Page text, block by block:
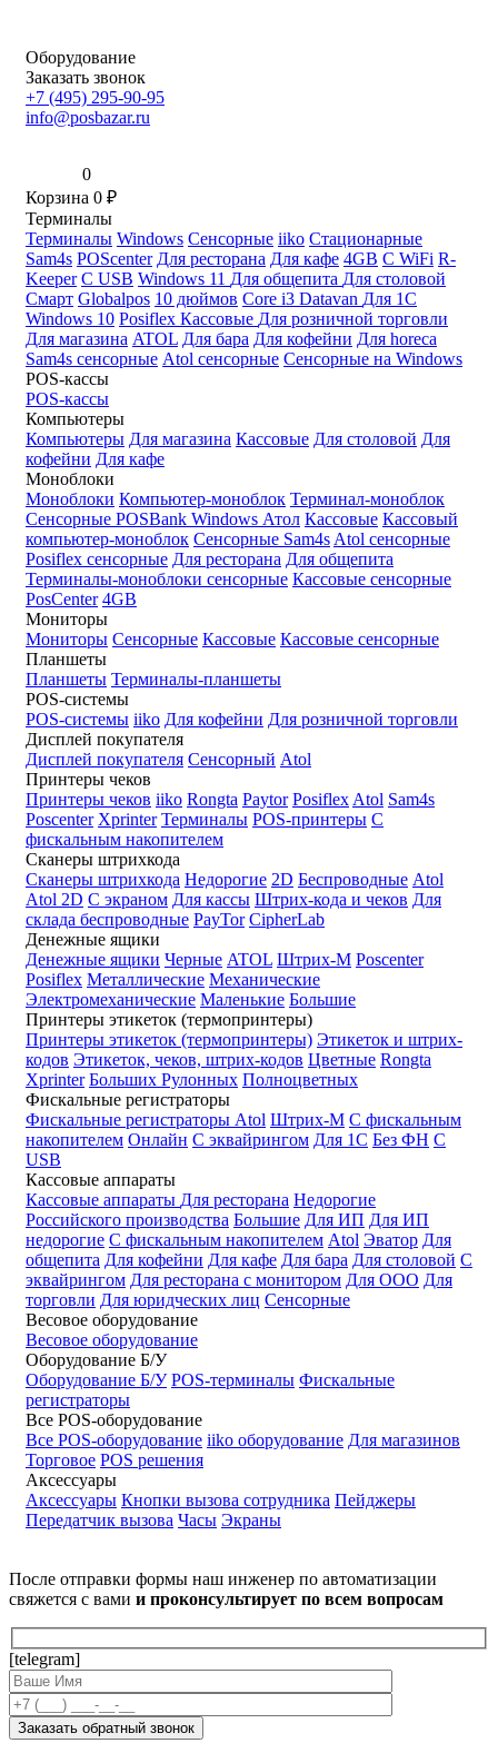
Оборудование
Заказать звонок
+7 (495) 295-90-95
info@posbazar.ru
0
Корзина 0 ₽
Терминалы
Терминалы Windows Сенсорные iiko Стационарные
Sam4s POScenter Для ресторана Для кафе 4GB С WiFi R-
Keeper С USB Windows 11 Для общепита Для столовой
Смарт Globalpos 10 дюймов Core i3 Datavan Для 1С
Windows 10 Posiflex Кассовые Для розничной торговли
Для магазина ATOL Для бара Для кофейни Для horeca
Sam4s сенсорные Atol сенсорные Сенсорные на Windows
POS-кассы
POS-кассы
Компьютеры
Компьютеры Для магазина Кассовые Для столовой Для
кофейни Для кафе
Моноблоки
Моноблоки Компьютер-моноблок Терминал-моноблок
Сенсорные POSBank Windows Атол Кассовые Кассовый
компьютер-моноблок Сенсорные Sam4s Atol сенсорные
Posiflex сенсорные Для ресторана Для общепита
Терминалы-моноблоки сенсорные Кассовые сенсорные
PosCenter 4GB
Мониторы
Мониторы Сенсорные Кассовые Кассовые сенсорные
Планшеты
Планшеты Терминалы-планшеты
POS-системы
POS-системы iiko Для кофейни Для розничной торговли
Дисплей покупателя
Дисплей покупателя Сенсорный Atol
Принтеры чеков
Принтеры чеков iiko Rongta Paytor Posiflex Atol Sam4s
Poscenter Xprinter Терминалы POS-принтеры С
фискальным накопителем
Сканеры штрихкода
Сканеры штрихкода Недорогие 2D Беспроводные Atol
Atol 2D С экраном Для кассы Штрих-кода и чеков Для
склада беспроводные PayTor CipherLab
Денежные ящики
Денежные ящики Черные ATOL Штрих-М Poscenter
Posiflex Металлические Механические
Электромеханические Маленькие Большие
Принтеры этикеток (термопринтеры)
Принтеры этикеток (термопринтеры) Этикеток и штрих-
кодов Этикеток, чеков, штрих-кодов Цветные Rongta
Xprinter Больших Рулонных Полноцветных
Фискальные регистраторы
Фискальные регистраторы Atol Штрих-М С фискальным
накопителем Онлайн С эквайрингом Для 1С Без ФН С
USB
Кассовые аппараты
Кассовые аппараты Для ресторана Недорогие
Российского производства Большие Для ИП Для ИП
недорогие С фискальным накопителем Atol Эватор Для
общепита Для кофейни Для кафе Для бара Для столовой С
эквайрингом Для ресторана с монитором Для ООО Для
торговли Для юридческих лиц Сенсорные
Весовое оборудование
Весовое оборудование
Оборудование Б/У
Оборудование Б/У POS-терминалы Фискальные
регистраторы
Все POS-оборудование
Все POS-оборудование iiko оборудование Для магазинов
Торговое POS решения
Аксессуары
Аксессуары Кнопки вызова сотрудника Пейджеры
Передатчик вызова Часы Экраны
После отправки формы наш инженер по автоматизации
свяжется с вами и проконсультирует по всем вопросам
[telegram]